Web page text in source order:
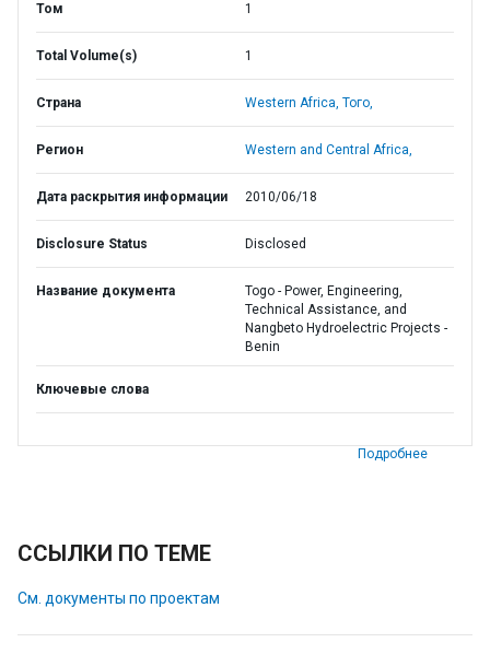
Том 1
Total Volume(s) 1
Страна Western Africa, Того,
Регион Western and Central Africa,
Дата раскрытия информации 2010/06/18
Disclosure Status Disclosed
Название документа
Togo - Power, Engineering,
Technical Assistance, and
Nangbeto Hydroelectric Projects -
Benin
Ключевые слова
Подробнее
ССЫЛКИ ПО ТЕМЕ
См. документы по проектам